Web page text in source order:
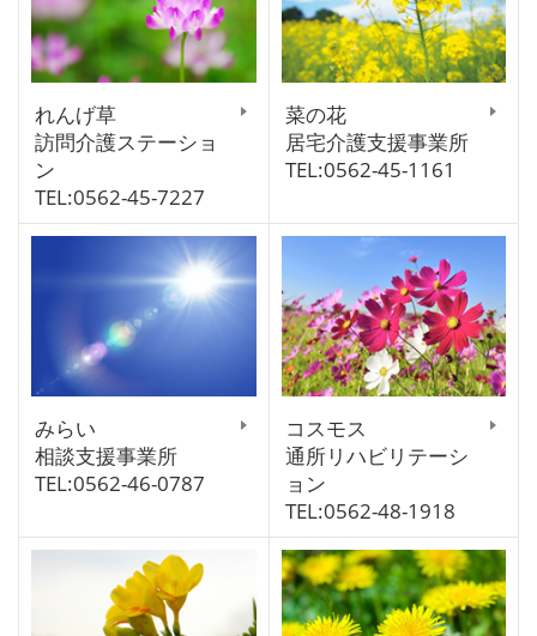
れんげ草
訪問介護ステーショ
ン
TEL:0562-45-7227
菜の花
居宅介護支援事業所
TEL:0562-45-1161
みらい
相談支援事業所
TEL:0562-46-0787
コスモス
通所リハビリテーシ
ョン
TEL:0562-48-1918